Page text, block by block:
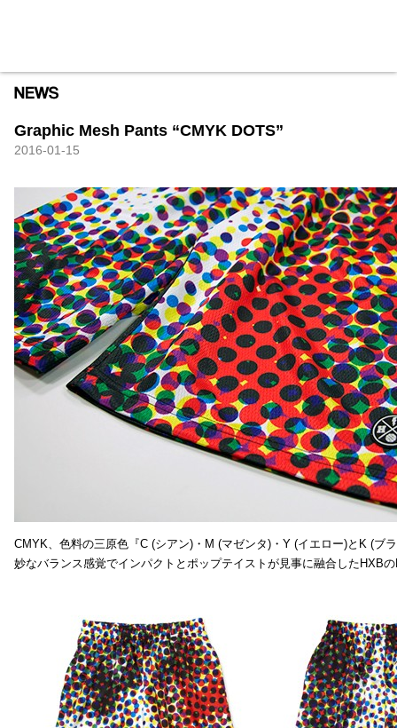
Graphic Mesh Pants “CMYK DOTS”
2016-01-15
CMYK、色料の三原色『C (シアン)・M (マゼンタ)・Y (イエロー)とK (ブ
妙なバランス感覚でインパクトとポップテイストが見事に融合したHXB